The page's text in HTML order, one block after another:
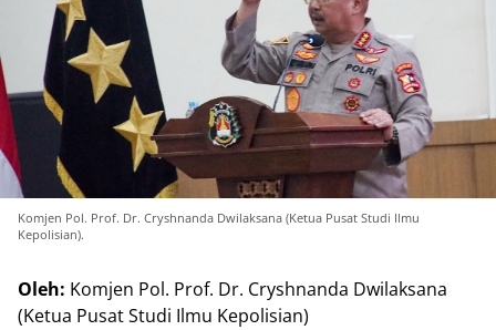
Komjen Pol. Prof. Dr. Cryshnanda Dwilaksana (Ketua Pusat Studi Ilmu
Kepolisian).
Oleh: Komjen Pol. Prof. Dr. Cryshnanda Dwilaksana
(Ketua Pusat Studi Ilmu Kepolisian)